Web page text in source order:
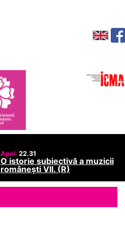
Apoi: 22.31
O istorie subiectivă a muzicii
românești VII. (R)